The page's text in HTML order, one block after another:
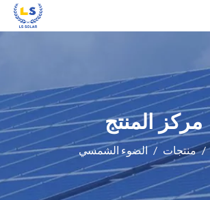
مركز المنتج
/ منتجات / الضوء الشمسي